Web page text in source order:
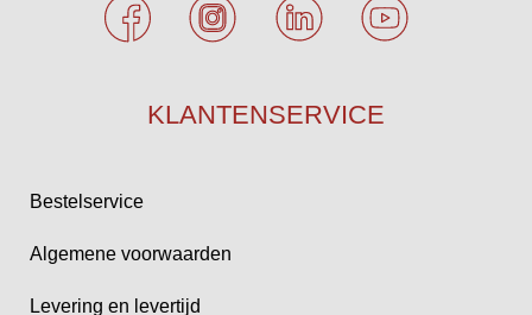
KLANTENSERVICE
Bestelservice
Algemene voorwaarden
Levering en levertijd